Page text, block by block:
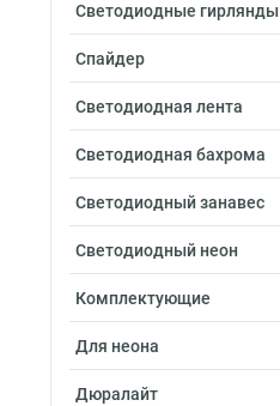
Светодиодные гирлянды
Спайдер
Светодиодная лента
Светодиодная бахрома
Светодиодный занавес
Светодиодный неон
Комплектующие
Для неона
Дюралайт